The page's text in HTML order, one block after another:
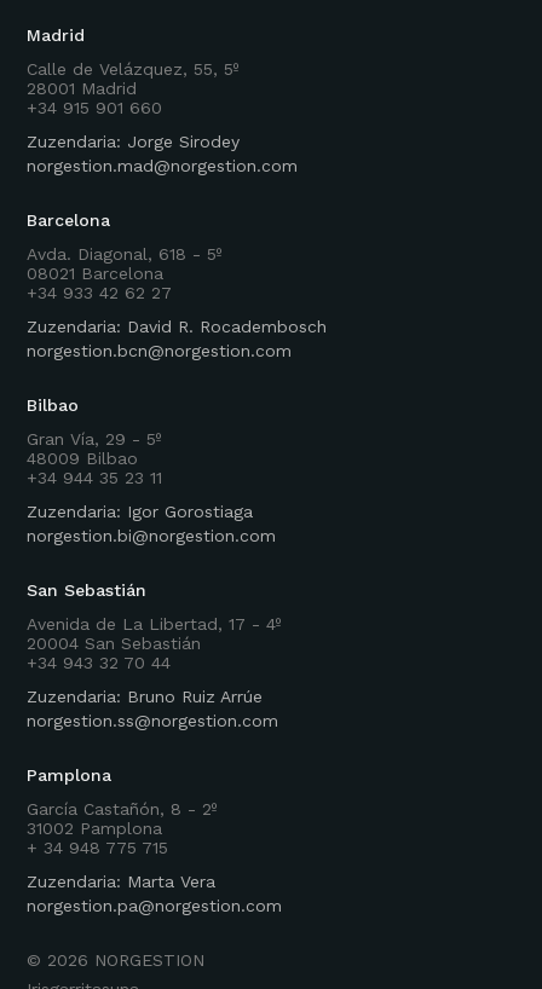
Madrid
Calle de Velázquez, 55, 5º
28001 Madrid
+34 915 901 660
Zuzendaria: Jorge Sirodey
norgestion.mad@norgestion.com
Barcelona
Avda. Diagonal, 618 - 5º
08021 Barcelona
+34 933 42 62 27
Zuzendaria: David R. Rocadembosch
norgestion.bcn@norgestion.com
Bilbao
Gran Vía, 29 - 5º
48009 Bilbao
+34 944 35 23 11
Zuzendaria: Igor Gorostiaga
norgestion.bi@norgestion.com
San Sebastián
Avenida de La Libertad, 17 - 4º
20004 San Sebastián
+34 943 32 70 44
Zuzendaria: Bruno Ruiz Arrúe
norgestion.ss@norgestion.com
Pamplona
García Castañón, 8 - 2º
31002 Pamplona
+ 34 948 775 715
Zuzendaria: Marta Vera
norgestion.pa@norgestion.com
© 2026 NORGESTION